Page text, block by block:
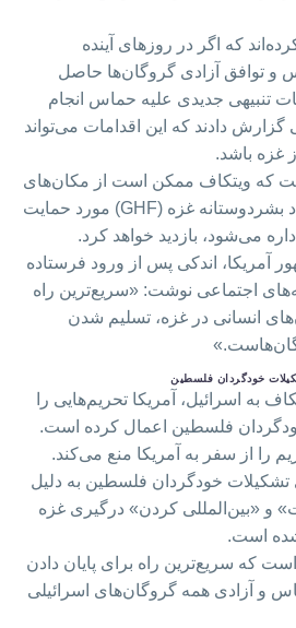
که اگر در روزهای آینده
و توافق آزادی گروگان‌ها حاصل
تنبیهی جدیدی علیه حماس انجام
گزارش دادند که این اقدامات می‌تواند
غزه باشد.
که ویتکاف ممکن است از مکان‌های
توزیع کمک که توسط بنیاد بشردوستانه غزه (GHF) مورد حمایت
می‌شود، بازدید خواهد کرد.
آمریکا، اندکی پس از ورود فرستاده
اجتماعی نوشت: «سریع‌ترین راه
انسانی در غزه، تسلیم شدن
خودگردان فلسطین
به اسرائیل، آمریکا تحریم‌هایی را
فلسطین اعمال کرده است.
را از سفر به آمریکا منع می‌کند.
تشکیلات خودگردان فلسطین به دلیل
و «بین‌المللی کردن» درگیری غزه
است.
است که سریع‌ترین راه برای پایان دادن
و آزادی همه گروگان‌های اسرائیلی